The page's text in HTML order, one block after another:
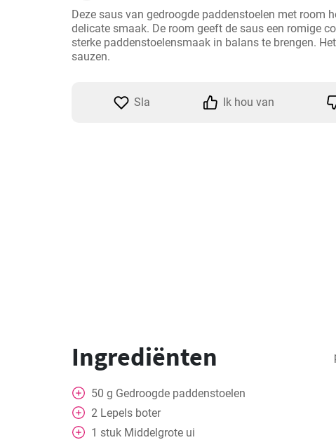
Deze saus van gedroogde paddenstoelen met room
delicate smaak. De room geeft de saus een romige
sterke paddenstoelensmaak in balans te brengen.
sauzen.
Sla Ik hou van
Ingrediënten
50 g Gedroogde paddenstoelen
2 Lepels boter
1 stuk Middelgrote ui